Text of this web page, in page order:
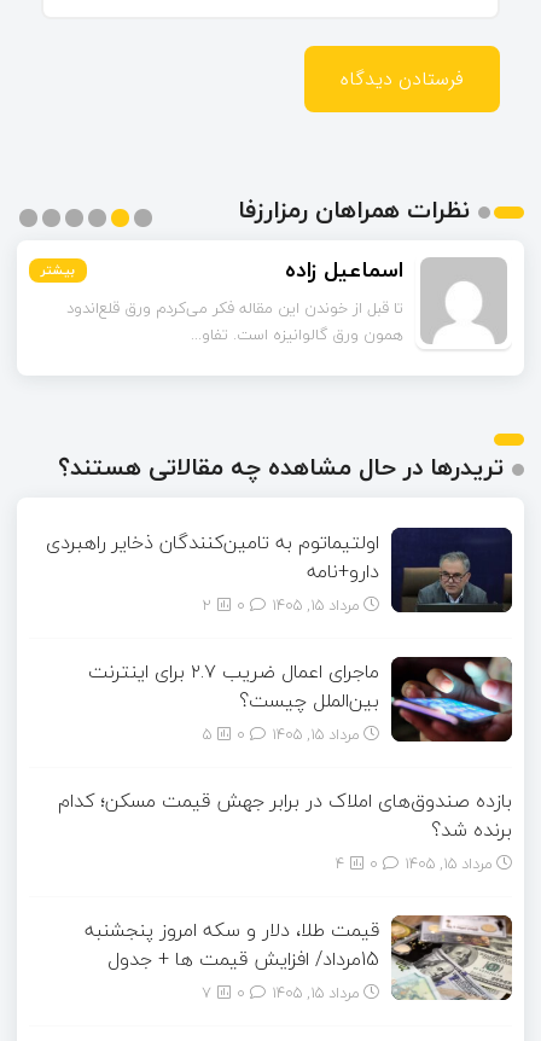
نظرات همراهان رمزارزفا
بیشتر اسماعیل زاده بیشتر
تا قبل از خوندن این مقاله فکر می‌کردم ورق قلع‌اندود
همون ورق گالوانیزه است. تفاو...
بیشتر
بیشتر
بیشتر
بیشتر
تریدرها در حال مشاهده چه مقالاتی هستند؟
اولتیماتوم به تامین‌کنندگان ذخایر راهبردی
دارو+نامه
مرداد ۱۵, ۱۴۰۵ 2
ماجرای اعمال ضریب ۲.۷ برای اینترنت
بین‌الملل چیست؟
مرداد ۱۵, ۱۴۰۵ 5
بازده صندوق‌های املاک در برابر جهش قیمت مسکن؛ کدام
برنده شد؟
مرداد ۱۵, ۱۴۰۵ 4
قیمت طلا، دلار و سکه امروز پنجشنبه
15مرداد/ افزایش قیمت ها + جدول
مرداد ۱۵, ۱۴۰۵ 7